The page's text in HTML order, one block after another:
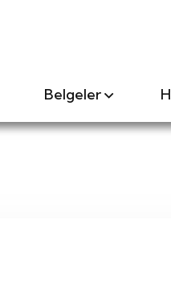
Belgeler